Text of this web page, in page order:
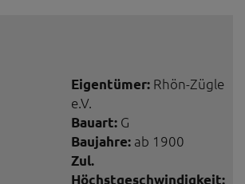
Eigentümer: Rhön-Zügle
e.V.
Bauart: G
Baujahre: ab 1900
Zul.
Höchstgeschwindigkeit: